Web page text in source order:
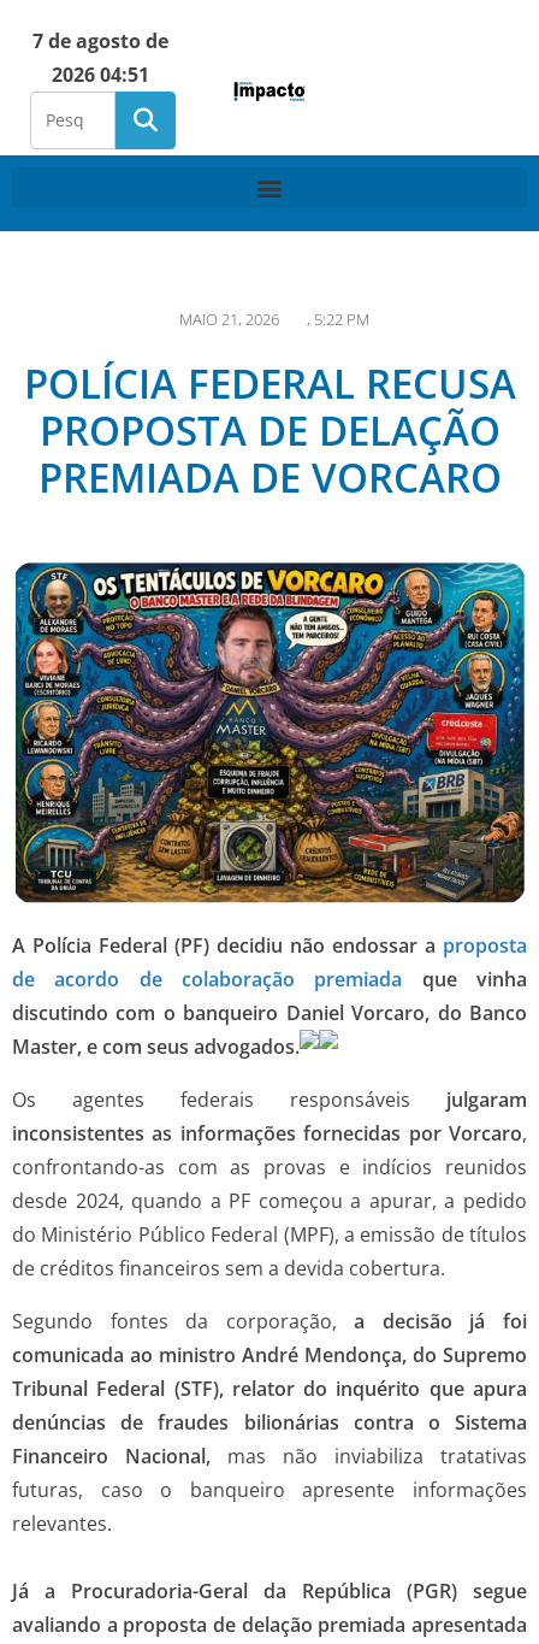
7 de agosto de
2026 04:51
MAIO 21, 2026 , 5:22 PM
POLÍCIA FEDERAL RECUSA
PROPOSTA DE DELAÇÃO
PREMIADA DE VORCARO
A Polícia Federal (PF) decidiu não endossar a proposta
de acordo de colaboração premiada que vinha
discutindo com o banqueiro Daniel Vorcaro, do Banco
Master, e com seus advogados.
Os agentes federais responsáveis julgaram
inconsistentes as informações fornecidas por Vorcaro,
confrontando-as com as provas e indícios reunidos
desde 2024, quando a PF começou a apurar, a pedido
do Ministério Público Federal (MPF), a emissão de títulos
de créditos financeiros sem a devida cobertura.
Segundo fontes da corporação, a decisão já foi
comunicada ao ministro André Mendonça, do Supremo
Tribunal Federal (STF), relator do inquérito que apura
denúncias de fraudes bilionárias contra o Sistema
Financeiro Nacional, mas não inviabiliza tratativas
futuras, caso o banqueiro apresente informações
relevantes.
Já a Procuradoria-Geral da República (PGR) segue
avaliando a proposta de delação premiada apresentada